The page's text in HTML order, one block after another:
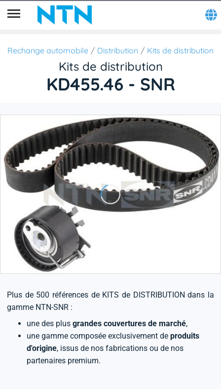
Rechange automobile Distribution Kits de distribution
Kits de distribution
KD455.46 - SNR
Plus de 500 références de KITS de DISTRIBUTION dans la
gamme NTN-SNR :
une des plus grandes couvertures de marché,
une gamme composée exclusivement de produits
d'origine, issus de nos fabrications ou de nos
partenaires premium.